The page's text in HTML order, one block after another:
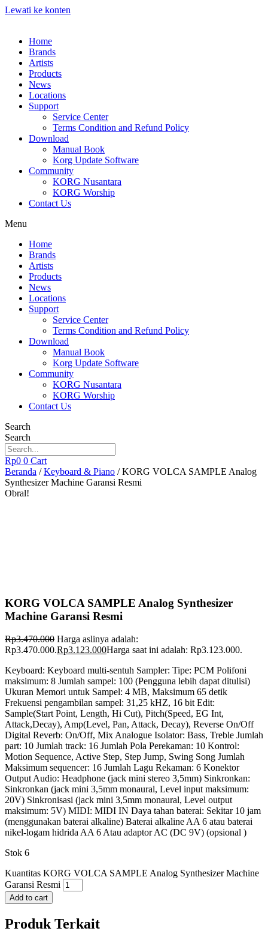
Lewati ke konten
Home
Brands
Artists
Products
News
Locations
Support
Service Center
Terms Condition and Refund Policy
Download
Manual Book
Korg Update Software
Community
KORG Nusantara
KORG Worship
Contact Us
Menu
Home
Brands
Artists
Products
News
Locations
Support
Service Center
Terms Condition and Refund Policy
Download
Manual Book
Korg Update Software
Community
KORG Nusantara
KORG Worship
Contact Us
Search
Search
Rp0 0 Cart
Beranda /Keyboard & Piano / KORG VOLCA SAMPLE Analog
Synthesizer Machine Garansi Resmi
Obral!
KORG VOLCA SAMPLE Analog Synthesizer
Machine Garansi Resmi
Rp3.470.000 Harga aslinya adalah:
Rp3.470.000.Rp3.123.000Harga saat ini adalah: Rp3.123.000.
Keyboard: Keyboard multi-sentuh Sampler: Tipe: PCM Polifoni
maksimum: 8 Jumlah sampel: 100 (Pengguna lebih dapat ditulisi)
Ukuran Memori untuk Sampel: 4 MB, Maksimum 65 detik
Frekuensi pengambilan sampel: 31,25 kHZ, 16 bit Edit:
Sample(Start Point, Length, Hi Cut), Pitch(Speed, EG Int,
Attack,Decay), Amp(Level, Pan, Attack, Decay), Reverse On/Off
Digital Reverb: On/Off, Mix Analogue Isolator: Bass, Treble Jumlah
part: 10 Jumlah track: 16 Jumlah Pola Perekaman: 10 Kontrol:
Motion Sequence, Active Step, Step Jump, Swing Song Jumlah
Maksimum sequencer: 16 Jumlah Lagu Rekaman: 6 Konektor
Output Audio: Headphone (jack mini stereo 3,5mm) Sinkronkan:
Sinkronkan (jack mini 3,5mm monaural, Level input maksimum:
20V) Sinkronisasi (jack mini 3,5mm monaural, Level output
maksimum: 5V) MIDI: MIDI IN Daya tahan baterai: Sekitar 10 jam
(menggunakan baterai alkaline) Baterai alkaline AA 6 atau baterai
nikel-logam hidrida AA 6 Atau adaptor AC (DC 9V) (opsional )
Stok 6
Kuantitas KORG VOLCA SAMPLE Analog Synthesizer Machine
Garansi Resmi
Add to cart
Produk Terkait